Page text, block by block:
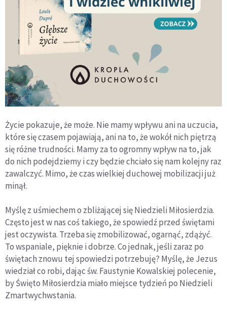
Życie pokazuje, że może. Nie mamy wpływu ani na uczucia,
które się czasem pojawiają, ani na to, że wokół nich piętrzą
się różne trudności. Mamy za to ogromny wpływ na to, jak
do nich podejdziemy i czy będzie chciało się nam kolejny raz
zawalczyć. Mimo, że czas wielkiej duchowej mobilizacji już
minął.
Myślę z uśmiechem o zbliżającej się Niedzieli Miłosierdzia.
Często jest w nas coś takiego, że spowiedź przed świętami
jest oczywista. Trzeba się zmobilizować, ogarnąć, zdążyć.
To wspaniale, pięknie i dobrze. Co jednak, jeśli zaraz po
świętach znowu tej spowiedzi potrzebuję? Myślę, że Jezus
wiedział co robi, dając św. Faustynie Kowalskiej polecenie,
by Święto Miłosierdzia miało miejsce tydzień po Niedzieli
Zmartwychwstania.